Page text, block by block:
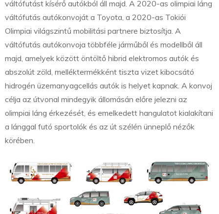
váltófutást kísérő autókból áll majd. A 2020-as olimpiai láng
váltófutás autókonvoját a Toyota, a 2020-as Tokiói
Olimpiai világszintű mobilitási partnere biztosítja. A
váltófutás autókonvoja többféle járműből és modellből áll
majd, amelyek között öntöltő hibrid elektromos autók és
abszolút zöld, melléktermékként tiszta vizet kibocsátó
hidrogén üzemanyagcellás autók is helyet kapnak. A konvoj
célja az útvonal mindegyik állomásán előre jelezni az
olimpiai láng érkezését, és emelkedett hangulatot kialakítani
a lánggal futó sportolók és az út szélén ünneplő nézők
körében.